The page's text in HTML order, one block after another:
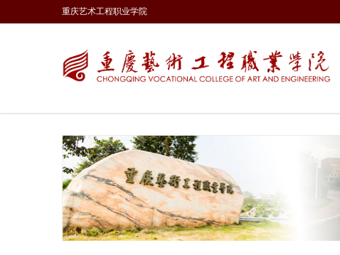
重庆艺术工程职业学院